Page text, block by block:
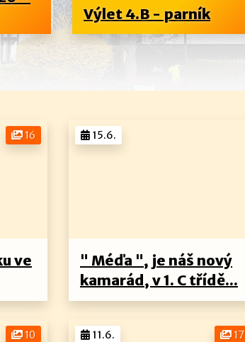
Výlet 4.B - parník
ve
16
" Méďa ", je náš nový
kamarád, v 1. C třídě...
15.6.
10 17
11.6.